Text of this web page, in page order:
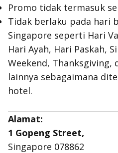
Promo tidak termasuk
Tidak berlaku pada hari
Singapore seperti Hari
Hari Ayah, Hari Paskah,
Weekend, Thanksgiving,
lainnya sebagaimana
hotel.
Alamat:
1 Gopeng Street,
Singapore 078862